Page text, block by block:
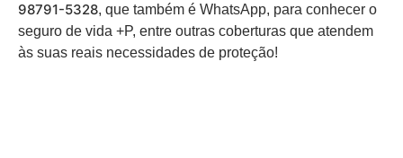
98791-5328, que também é WhatsApp, para conhecer o
seguro de vida +P, entre outras coberturas que atendem
às suas reais necessidades de proteção!